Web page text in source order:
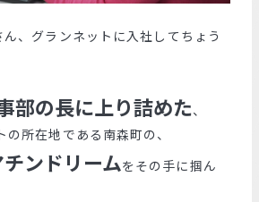
、グランネットに入社してちょう
部の長に上り詰めた、
所在地である南森町の、
ンドリームをその手に掴ん